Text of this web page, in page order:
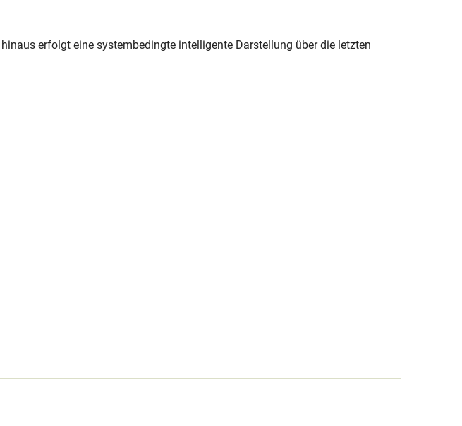
erfolgt eine systembedingte intelligente Darstellung über die letzten